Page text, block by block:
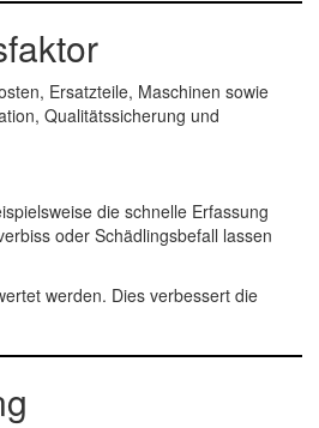
Ersatzteile, Maschinen sowie
Qualitätssicherung und
die schnelle Erfassung
oder Schädlingsbefall lassen
werden. Dies verbessert die